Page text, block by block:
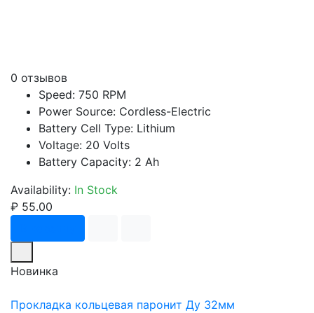
0 отзывов
Speed: 750 RPM
Power Source: Cordless-Electric
Battery Cell Type: Lithium
Voltage: 20 Volts
Battery Capacity: 2 Ah
Availability: In Stock
₽ 55.00
Новинка
Прокладка кольцевая паронит Ду 32мм